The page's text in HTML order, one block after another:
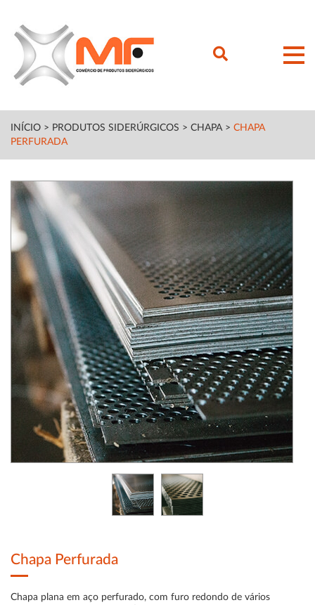
INÍCIO > PRODUTOS SIDERÚRGICOS > CHAPA> CHAPA
PERFURADA
Chapa Perfurada
Chapa plana em aço perfurado, com furo redondo de vários